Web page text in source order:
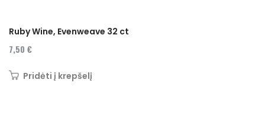
Ruby Wine, Evenweave 32 ct
7,50 €
Pridėti į krepšelį